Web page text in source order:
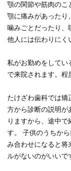
顎の関節や筋肉のこ
顎に痛みがあった
噛みごとだったり、
他人には伝わりにく
私がお勤めをしてい
で来院されます。程
たけざわ歯科では矯
方から診断の説明が
りますから、途中
す。 子供のうちか
み合わせになると将
ルがないのがいいで